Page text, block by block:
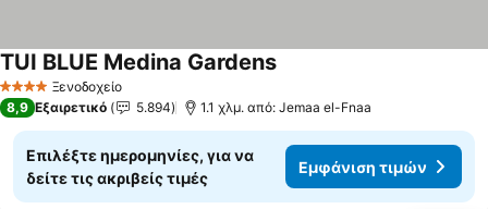
4 ΑστέριαΞενοδοχείο
TUI BLUE Medina Gardens
8,9 Εξαιρετικό 5.894 1.1 χλμ. από: Jemaa el-Fnaa
Επιλέξτε ημερομηνίες, για να
δείτε τις ακριβείς τιμές
Εμφάνιση τιμών